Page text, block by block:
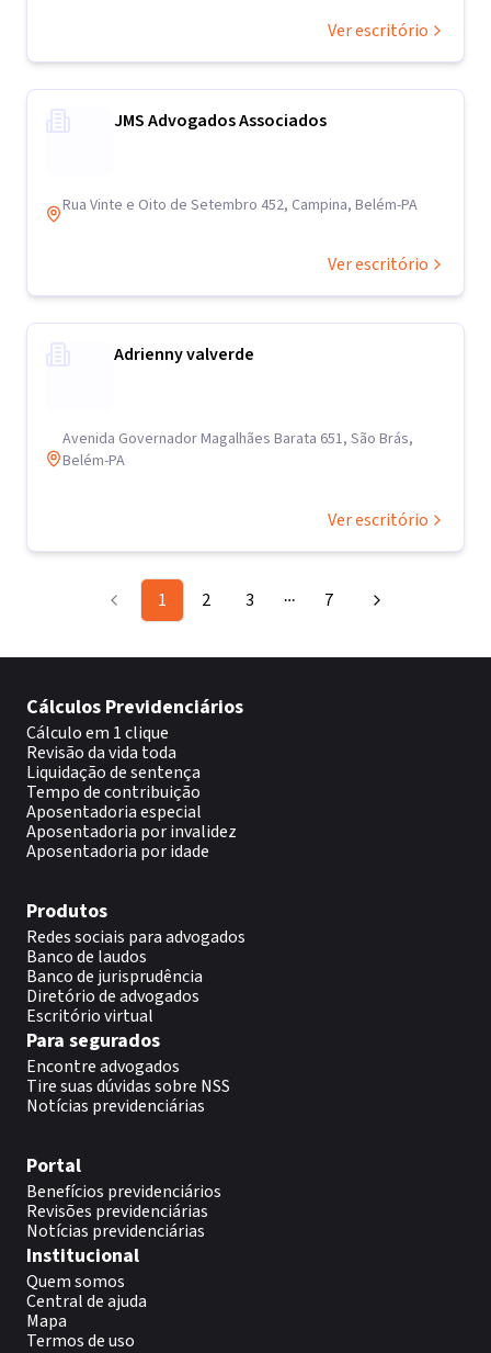
Ver escritório
JMS Advogados Associados
Rua Vinte e Oito de Setembro 452, Campina, Belém-PA
Ver escritório
Adrienny valverde
Avenida Governador Magalhães Barata 651, São Brás,
Belém-PA
Ver escritório
1 2 3 More pages
7
Cálculos Previdenciários
Cálculo em 1 clique
Revisão da vida toda
Liquidação de sentença
Tempo de contribuição
Aposentadoria especial
Aposentadoria por invalidez
Aposentadoria por idade
Produtos
Redes sociais para advogados
Banco de laudos
Banco de jurisprudência
Diretório de advogados
Escritório virtual
Para segurados
Encontre advogados
Tire suas dúvidas sobre NSS
Notícias previdenciárias
Portal
Benefícios previdenciários
Revisões previdenciárias
Notícias previdenciárias
Institucional
Quem somos
Central de ajuda
Mapa
Termos de uso